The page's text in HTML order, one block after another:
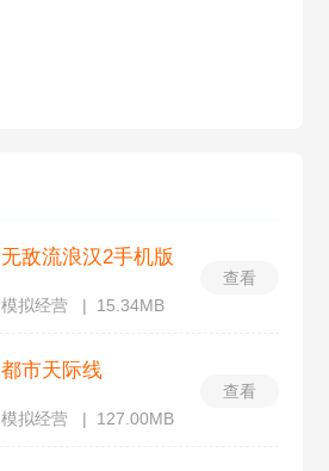
无敌流浪汉2手机版
模拟经营 15.34MB
查看
都市天际线
模拟经营 127.00MB
查看